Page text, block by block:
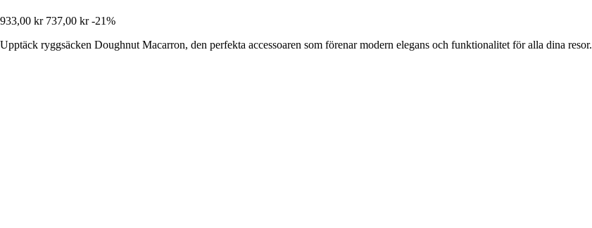
933,00 kr 737,00 kr -21%
Upptäck ryggsäcken Doughnut Macarron, den perfekta accessoaren som förenar modern elegans och funktionalitet för alla dina resor.